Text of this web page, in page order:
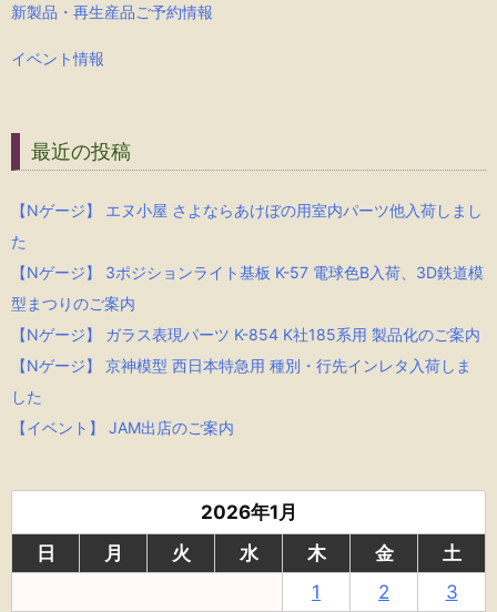
新製品・再生産品ご予約情報
イベント情報
最近の投稿
【Nゲージ】 エヌ小屋 さよならあけぼの用室内パーツ他入荷しまし
た
【Nゲージ】 3ポジションライト基板 K-57 電球色B入荷、3D鉄道模
型まつりのご案内
【Nゲージ】 ガラス表現パーツ K-854 K社185系用 製品化のご案内
【Nゲージ】 京神模型 西日本特急用 種別・行先インレタ入荷しま
した
【イベント】 JAM出店のご案内
2026年1月
日
月 火 水 木 金
土
1
2
3